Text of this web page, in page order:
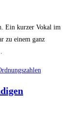
Ein kurzer Vokal im
zu einem ganz